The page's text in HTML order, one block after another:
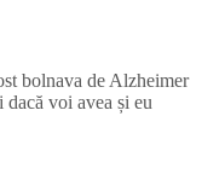
bolnava de Alzheimer
voi avea și eu